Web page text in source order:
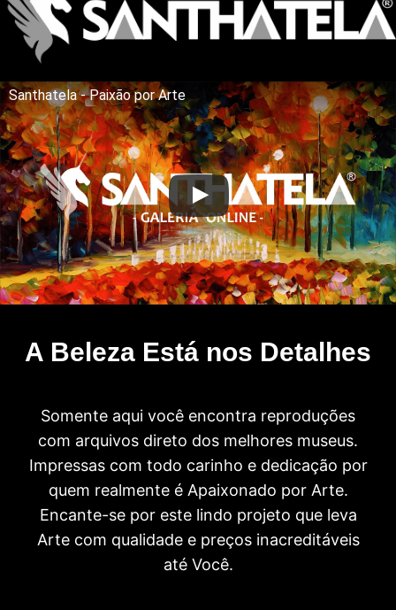
Santhatela - Paixão por Arte
A Beleza Está nos Detalhes
Somente aqui você encontra reproduções
com arquivos direto dos melhores museus.
Impressas com todo carinho e dedicação por
quem realmente é Apaixonado por Arte.
Encante-se por este lindo projeto que leva
Arte com qualidade e preços inacreditáveis
até Você.